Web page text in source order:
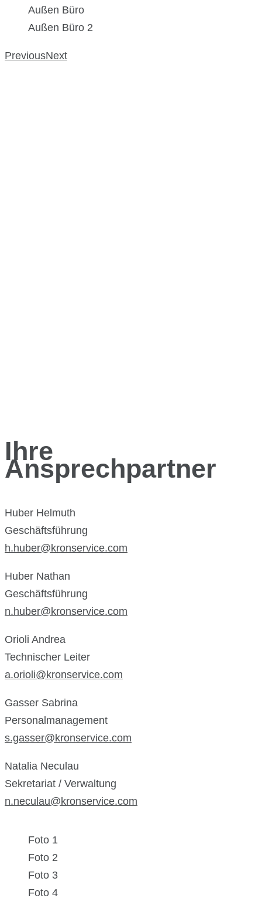
Außen Büro
Außen Büro 2
PreviousNext
Ihre
Ansprechpartner
Huber Helmuth
Geschäftsführung
h.huber@kronservice.com
Huber Nathan
Geschäftsführung
n.huber@kronservice.com
Orioli Andrea
Technischer Leiter
a.orioli@kronservice.com
Gasser Sabrina
Personalmanagement
s.gasser@kronservice.com
Natalia Neculau
Sekretariat / Verwaltung
n.neculau@kronservice.com
Foto 1
Foto 2
Foto 3
Foto 4